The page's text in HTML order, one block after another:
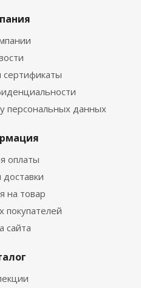
персональных данных
оплаты
доставки
на товар
покупателей
сайта